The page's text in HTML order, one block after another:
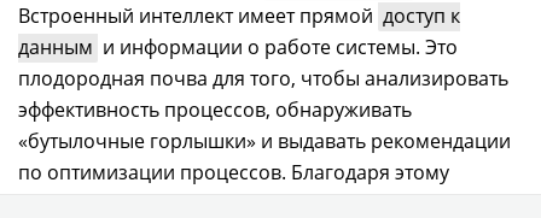
Встроенный интеллект имеет прямой доступ к
данным и информации о работе системы. Это
плодородная почва для того, чтобы анализировать
эффективность процессов, обнаруживать
«бутылочные горлышки» и выдавать рекомендации
по оптимизации процессов. Благодаря этому